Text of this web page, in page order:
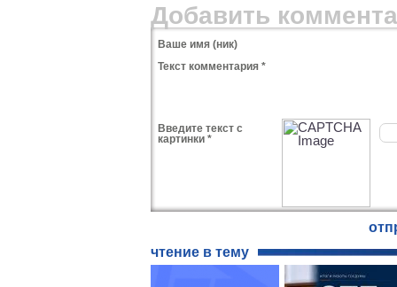
Добавить
Ваше имя (ник)
Текст комментария *
Введите текст с
картинки *
чтение в тему